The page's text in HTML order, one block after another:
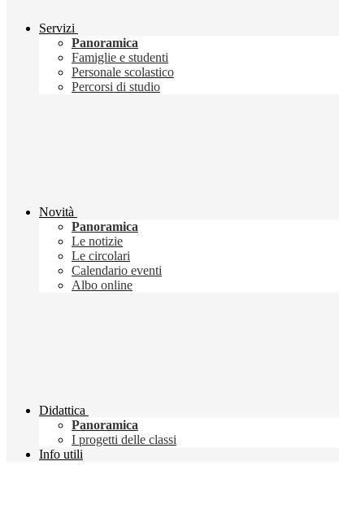
Servizi
Panoramica
Famiglie e studenti
Personale scolastico
Percorsi di studio
Novità
Panoramica
Le notizie
Le circolari
Calendario eventi
Albo online
Didattica
Panoramica
I progetti delle classi
Info utili